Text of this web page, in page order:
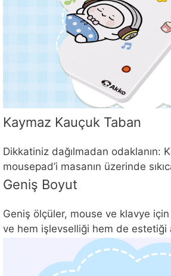
Kaymaz Kauçuk Taban
Dikkatiniz dağılmadan odaklanın:
mousepad’i masanın üzerinde
Geniş Boyut
Geniş ölçüler, mouse ve klavye
ve hem işlevselliği hem de estetiği